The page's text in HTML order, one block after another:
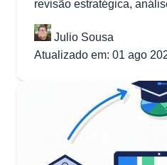
revisão estratégica,
melhorar o desempenho
Julio Sousa
Atualizado em: 01 ago